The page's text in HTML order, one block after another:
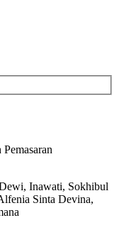
Inawati, Sokhibul
Sinta Devina,